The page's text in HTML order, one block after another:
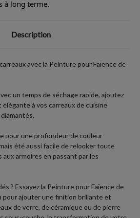
à long terme.
Description
avec la Peinture pour Faïence de
un temps de séchage rapide, ajoutez
à vos carreaux de cuisine
pour une profondeur de couleur
été aussi facile de relooker toute
armoires en passant par les
? Essayez la Peinture pour Faïence de
pour ajouter une finition brillante et
de verre, de céramique ou de pierre